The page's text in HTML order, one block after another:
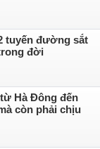
tuyến đường sắt
đời
Hà Đông đến
còn phải chịu